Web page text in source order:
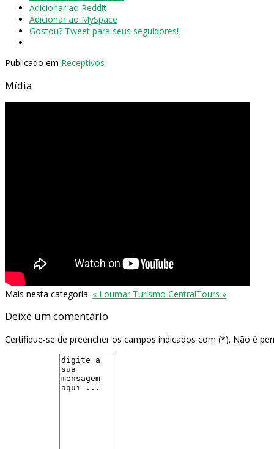
Adicionar ao Reddit
Adicionar ao MySpace
Gostou? Tweet para seus seguidores!
Publicado em Receptivos
Mídia
Mais nesta categoria: « Loumar Turismo CentralTours »
Deixe um comentário
Certifique-se de preencher os campos indicados com (*). Não é